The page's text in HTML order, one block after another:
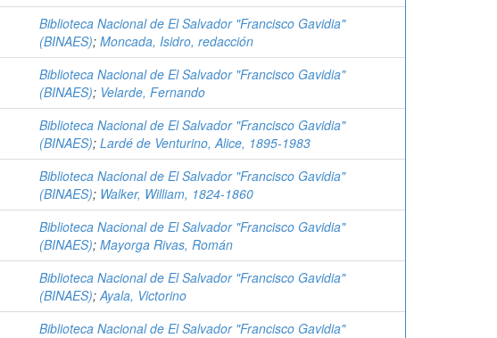
Biblioteca Nacional de El Salvador "Francisco Gavidia"
(BINAES); Moncada, Isidro, redacción
Biblioteca Nacional de El Salvador "Francisco Gavidia"
(BINAES); Velarde, Fernando
Biblioteca Nacional de El Salvador "Francisco Gavidia"
(BINAES); Lardé de Venturino, Alice, 1895-1983
Biblioteca Nacional de El Salvador "Francisco Gavidia"
(BINAES); Walker, William, 1824-1860
Biblioteca Nacional de El Salvador "Francisco Gavidia"
(BINAES); Mayorga Rivas, Román
Biblioteca Nacional de El Salvador "Francisco Gavidia"
(BINAES);Ayala, Victorino
Biblioteca Nacional de El Salvador "Francisco Gavidia"